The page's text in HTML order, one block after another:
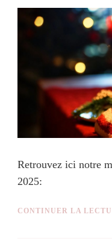
Retrouvez ici notre
2025:
CONTINUER LA